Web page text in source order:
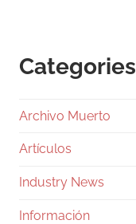
Categories
Archivo Muerto
Artículos
Industry News
Información